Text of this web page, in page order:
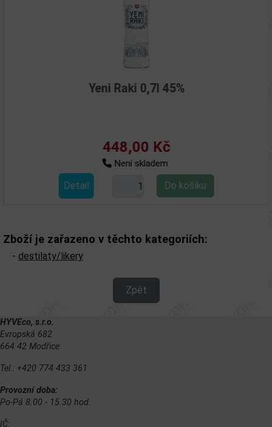
Yeni Raki 0,7l 45%
448,00 Kč
Není skladem
Detail
Zboží je zařazeno v těchto kategoriích:
- destilaty/likery
Zpět
HYVEco, s.r.o.
Evropská 682
664 42 Modřice
Tel.: +420 774 433 361
Provozní doba:
Po-Pá 8.00 - 15.30 hod.
IČ: